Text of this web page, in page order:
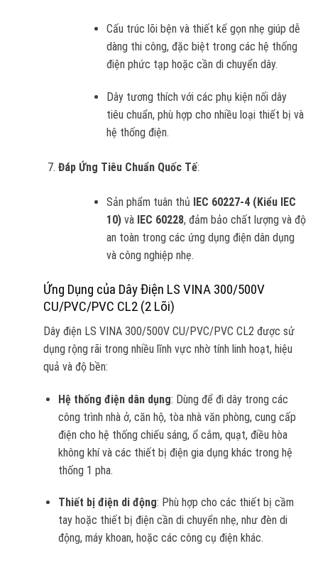
Cấu trúc lõi bện và thiết kế gọn nhẹ giúp dễ
dàng thi công, đặc biệt trong các hệ thống
điện phức tạp hoặc cần di chuyển dây.
Dây tương thích với các phụ kiện nối dây
tiêu chuẩn, phù hợp cho nhiều loại thiết bị và
hệ thống điện.
Đáp Ứng Tiêu Chuẩn Quốc Tế:
Sản phẩm tuân thủ IEC 60227-4 (Kiểu IEC
10) và IEC 60228, đảm bảo chất lượng và độ
an toàn trong các ứng dụng điện dân dụng
và công nghiệp nhẹ.
Ứng Dụng của Dây Điện LS VINA 300/500V
CU/PVC/PVC CL2 (2 Lõi)
Dây điện LS VINA 300/500V CU/PVC/PVC CL2 được sử
dụng rộng rãi trong nhiều lĩnh vực nhờ tính linh hoạt, hiệu
quả và độ bền:
Hệ thống điện dân dụng: Dùng để đi dây trong các
công trình nhà ở, căn hộ, tòa nhà văn phòng, cung cấp
điện cho hệ thống chiếu sáng, ổ cắm, quạt, điều hòa
không khí và các thiết bị điện gia dụng khác trong hệ
thống 1 pha.
Thiết bị điện di động: Phù hợp cho các thiết bị cầm
tay hoặc thiết bị điện cần di chuyển nhẹ, như đèn di
động, máy khoan, hoặc các công cụ điện khác.